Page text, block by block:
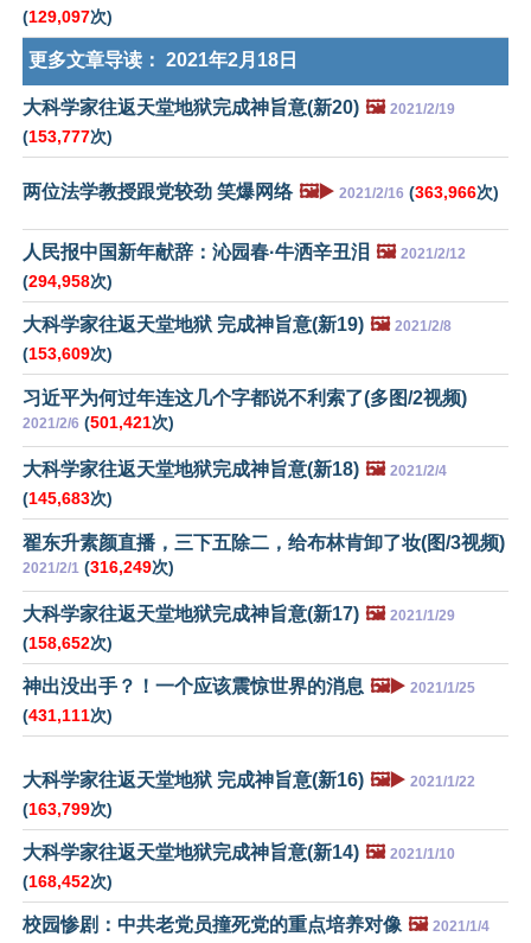
(129,097次)
更多文章导读： 2021年2月18日
大科学家往返天堂地狱完成神旨意(新20) 🖼️ 2021/2/19
(153,777次)
两位法学教授跟党较劲 笑爆网络 🖼️▶️ 2021/2/16 (363,966次)
人民报中国新年献辞：沁园春·牛洒辛丑泪 🖼️ 2021/2/12
(294,958次)
大科学家往返天堂地狱 完成神旨意(新19) 🖼️ 2021/2/8
(153,609次)
习近平为何过年连这几个字都说不利索了(多图/2视频)
2021/2/6 (501,421次)
大科学家往返天堂地狱完成神旨意(新18) 🖼️ 2021/2/4
(145,683次)
翟东升素颜直播，三下五除二，给布林肯卸了妆(图/3视频)
2021/2/1 (316,249次)
大科学家往返天堂地狱完成神旨意(新17) 🖼️ 2021/1/29
(158,652次)
神出没出手？！一个应该震惊世界的消息 🖼️▶️ 2021/1/25
(431,111次)
大科学家往返天堂地狱 完成神旨意(新16) 🖼️▶️ 2021/1/22
(163,799次)
大科学家往返天堂地狱完成神旨意(新14) 🖼️ 2021/1/10
(168,452次)
校园惨剧：中共老党员撞死党的重点培养对像 🖼️ 2021/1/4